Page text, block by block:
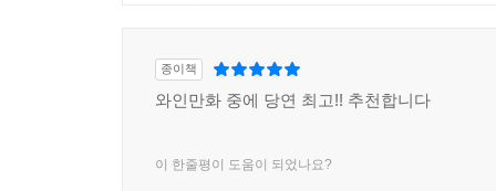
종이책
와인만화 중에 당연 최고!! 추천합니다
이 한줄평이 도움이 되었나요?